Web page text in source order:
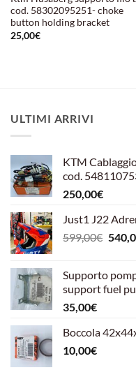
cod. 58302095251- choke
button holding bracket
25,00€
ULTIMI ARRIVI
KTM
cod.
250,00€
Just1 J22
599,00€ Il
era:
Supporto
support fuel
35,00€
Boccola
10,00€